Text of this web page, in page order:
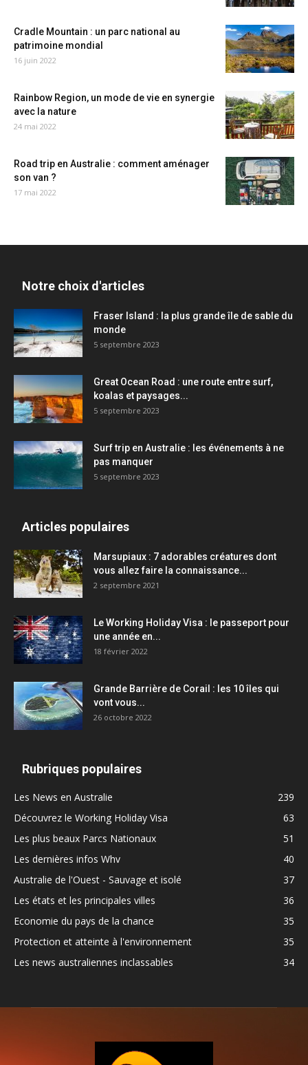
Cradle Mountain : un parc national au
patrimoine mondial
16 juin 2022
Rainbow Region, un mode de vie en synergie
avec la nature
24 mai 2022
Road trip en Australie : comment aménager
son van ?
17 mai 2022
Notre choix d'articles
Fraser Island : la plus grande île de sable du
monde
5 septembre 2023
Great Ocean Road : une route entre surf,
koalas et paysages...
5 septembre 2023
Surf trip en Australie : les événements à ne
pas manquer
5 septembre 2023
Articles populaires
Marsupiaux : 7 adorables créatures dont
vous allez faire la connaissance...
2 septembre 2021
Le Working Holiday Visa : le passeport pour
une année en...
18 février 2022
Grande Barrière de Corail : les 10 îles qui
vont vous...
26 octobre 2022
Rubriques populaires
Les News en Australie
239
Découvrez le Working Holiday Visa
63
Les plus beaux Parcs Nationaux
51
Les dernières infos Whv
40
Australie de l'Ouest - Sauvage et isolé
37
Les états et les principales villes
36
Economie du pays de la chance
35
Protection et atteinte à l'environnement
35
Les news australiennes inclassables
34